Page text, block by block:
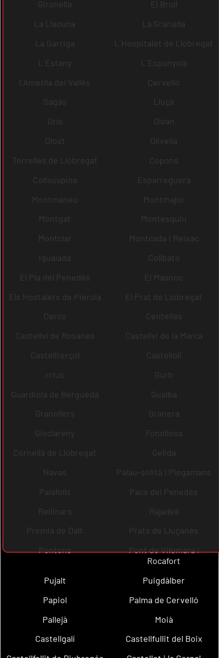
Gironella
El Brull
La Llacuna
La Granada
La Garriga
L´Hospitalet de Llobregat
L´Estany
L´Espunyola
l´Ametlla del Vallès
Cervelló
Sagàs
Lluçà
Orís
Olvan
Olost
Olivella
Torrelles de Llobregat
Copons
Collsuspina
Esparreguera
Montmaneu
Montmajor
Montgat
Montesquiu
Montclar
Montcada i Reixac
Igualada
Collbató
El Pla del Penedès
El Masnou
Els Hostalets de Pierola
El Prat de Llobregat
Cercs
Centelles
Castellví de Rosanes
Castellví de la Marca
Castellterçol
Castellolí
rrius
Gurb
Guardiola de Berguedà
Gualba
Granollers
Granera
Gisclareny
Fonollosa
Cornellà de Llobregat
Gelida
Navas
Palau-solità i Plegamans
Palafolls
Pacs del Penedès
Rellinars
Rajadell
Premià de Dalt
Prats de Lluçanès
Pontons
Pont de Vilomara i
Rocafort
Pujalt
Puigdàlber
Papiol
Palma de Cervelló
Pallejà
Moià
Castellgalí
Castellfullit del Boix